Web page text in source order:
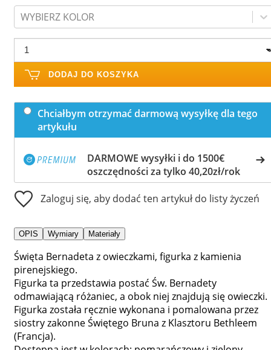
WYBIERZ KOLOR
DODAJ DO KOSZYKA
Chciałbym otrzymać darmową wysyłkę dla tego
artykułu
DARMOWE wysyłki i do 1500€
oszczędności za tylko 40,20zł/rok
Zaloguj się, aby dodać ten artykuł do listy życzeń
OPIS Wymiary Materiały
Święta Bernadeta z owieczkami, figurka z kamienia
pirenejskiego.
Figurka ta przedstawia postać Św. Bernadety
odmawiającą różaniec, a obok niej znajdują się owieczki.
Figurka została ręcznie wykonana i pomalowana przez
siostry zakonne Świętego Bruna z Klasztoru Bethleem
(Francja).